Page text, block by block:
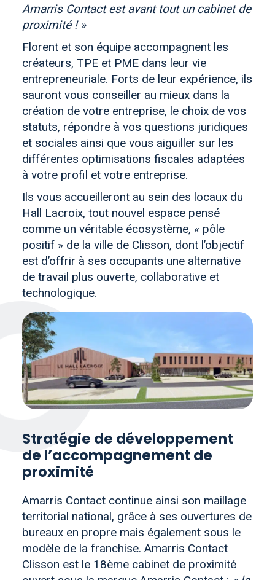
Amarris Contact est avant tout un cabinet de
proximité ! »
Florent et son équipe accompagnent les
créateurs, TPE et PME dans leur vie
entrepreneuriale. Forts de leur expérience, ils
sauront vous conseiller au mieux dans la
création de votre entreprise, le choix de vos
statuts, répondre à vos questions juridiques
et sociales ainsi que vous aiguiller sur les
différentes optimisations fiscales adaptées
à votre profil et votre entreprise.
Ils vous accueilleront au sein des locaux du
Hall Lacroix, tout nouvel espace pensé
comme un véritable écosystème, « pôle
positif » de la ville de Clisson, dont l’objectif
est d’offrir à ses occupants une alternative
de travail plus ouverte, collaborative et
technologique.
Stratégie de développement
de l’accompagnement de
proximité
Amarris Contact continue ainsi son maillage
territorial national, grâce à ses ouvertures de
bureaux en propre mais également sous le
modèle de la franchise. Amarris Contact
Clisson est le 18ème cabinet de proximité